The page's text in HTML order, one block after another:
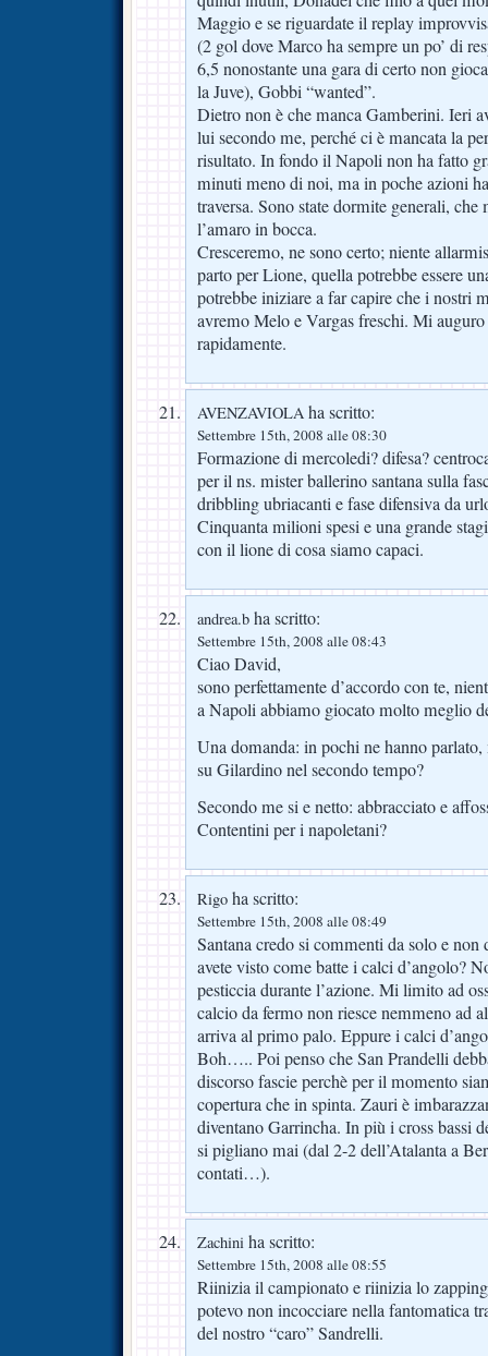
Maggio e se riguardate il replay
(2 gol dove Marco ha sempre un po’ di
6,5 nonostante una gara di certo non
la Juve), Gobbi “wanted”.
Dietro non è che manca Gamberini. Ieri
lui secondo me, perché ci è mancata la
risultato. In fondo il Napoli non ha fatto
minuti meno di noi, ma in poche azioni
traversa. Sono state dormite generali, che
l’amaro in bocca.
Cresceremo, ne sono certo; niente
parto per Lione, quella potrebbe essere
potrebbe iniziare a far capire che i nostri
avremo Melo e Vargas freschi. Mi
rapidamente.
AVENZAVIOLA ha scritto:
Settembre 15th, 2008 alle 08:30
Formazione di mercoledi? difesa?
per il ns. mister ballerino santana sulla
dribbling ubriacanti e fase difensiva da
Cinquanta milioni spesi e una grande
con il lione di cosa siamo capaci.
andrea.b ha scritto:
Settembre 15th, 2008 alle 08:43
Ciao David,
sono perfettamente d’accordo con te,
a Napoli abbiamo giocato molto meglio
Una domanda: in pochi ne hanno parlato,
su Gilardino nel secondo tempo?
Secondo me si e netto: abbracciato e
Contentini per i napoletani?
Rigo ha scritto:
Settembre 15th, 2008 alle 08:49
Santana credo si commenti da solo e
avete visto come batte i calci d’angolo?
pesticcia durante l’azione. Mi limito ad
calcio da fermo non riesce nemmeno ad
arriva al primo palo. Eppure i calci
Boh….. Poi penso che San Prandelli
discorso fascie perchè per il momento
copertura che in spinta. Zauri è
diventano Garrincha. In più i cross bassi
si pigliano mai (dal 2-2 dell’Atalanta a
contati…).
Zachini ha scritto:
Settembre 15th, 2008 alle 08:55
Riinizia il campionato e riinizia lo
potevo non incocciare nella fantomatica
del nostro “caro” Sandrelli.